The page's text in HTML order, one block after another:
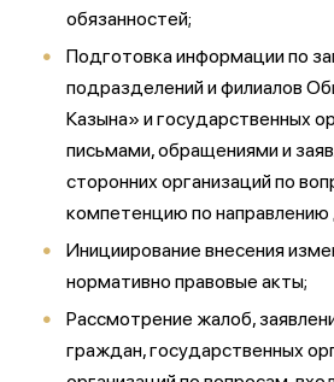
обязанностей;
Подготовка информации по
подразделений и филиалов
Казына» и государственных
письмами, обращениями и
сторонних организаций по
компетенцию по направлению
Инициирование внесения
нормативно правовые акты;
Рассмотрение жалоб,
граждан, государственных